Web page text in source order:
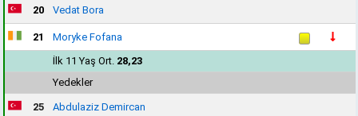
20 Vedat Bora
21
Moryke Fofana
İlk 11 Yaş Ort. 28,23
Yedekler
25
Abdulaziz Demircan